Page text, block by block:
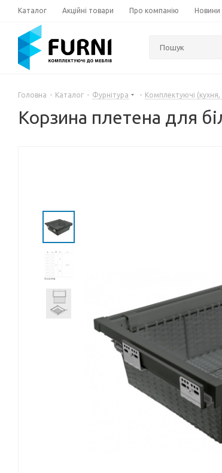
Каталог Акційні товари Про компанію Новини
Головна - Каталог - Фурнітура - Комплектуючі
Корзина плетена для